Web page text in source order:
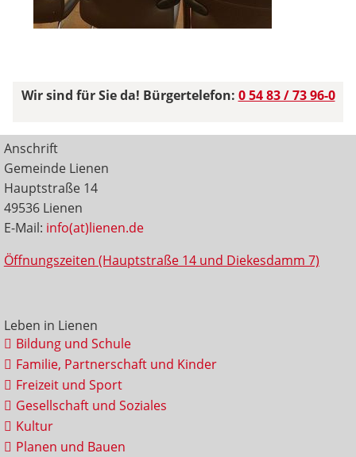
Wir sind für Sie da! Bürgertelefon: 0 54 83 / 73 96-0
Anschrift
Gemeinde Lienen
Hauptstraße 14
49536 Lienen
E-Mail: info(at)lienen.de
Öffnungszeiten (Hauptstraße 14 und Diekesdamm 7)
Leben in Lienen
Bildung und Schule
Familie, Partnerschaft und Kinder
Freizeit und Sport
Gesellschaft und Soziales
Kultur
Planen und Bauen